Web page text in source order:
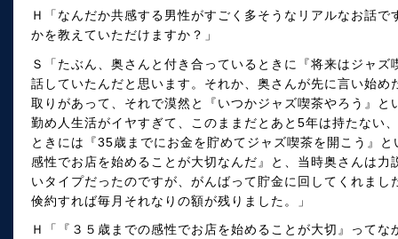
Ｈ「なんだか共感する男性がすごく多そうなリアルなお話
かを教えていただけますか？」
Ｓ「たぶん、奥さんと付き合っているときに『将来はジャ
話していたんだと思います。それか、奥さんが先に言い始
取りがあって、それで漠然と『いつかジャズ喫茶やろう』
勤め人生活がイヤすぎて、このままだとあと5年は持たない
ときには『35歳までにお金を貯めてジャズ喫茶を開こう』
感性でお店を始めることが大切なんだ』と、当時奥さんは
いタイプだったのですが、がんばって貯金に回してくれま
倹約すれば毎月それなりの額が残りました。」
Ｈ「『３５歳までの感性でお店を始めることが大切』って